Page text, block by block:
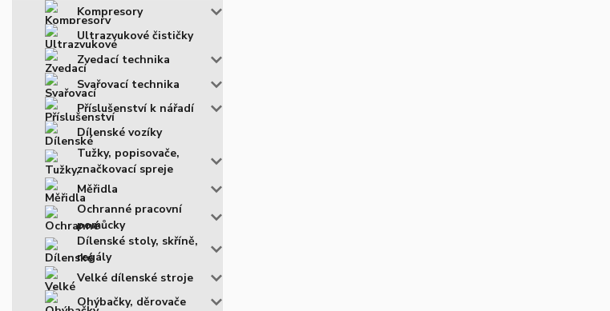
Kompresory
Ultrazvukové čističky
Zvedací technika
Svařovací technika
Příslušenství k nářadí
Dílenské vozíky
Tužky, popisovače,
značkovací spreje
Měřidla
Ochranné pracovní
pomůcky
Dílenské stoly, skříně,
regály
Velké dílenské stroje
Ohýbačky, děrovače